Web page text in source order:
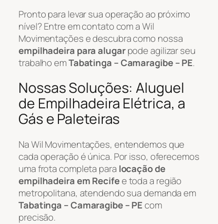
Pronto para levar sua operação ao próximo
nível? Entre em contato com a Wil
Movimentações e descubra como nossa
empilhadeira para alugarpode agilizar seu
trabalho emTabatinga – Camaragibe – PE.
Nossas Soluções: Aluguel
de Empilhadeira Elétrica, a
Gás e Paleteiras
Na Wil Movimentações, entendemos que
cada operação é única. Por isso, oferecemos
uma frota completa para locação de
empilhadeira em Recifee toda a região
metropolitana, atendendo sua demanda em
Tabatinga – Camaragibe – PEcom
precisão.